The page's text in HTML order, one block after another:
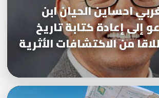
احساين الحيان ابن
إلى إعادة كتابة تاريخ
من الاكتشافات الأثرية